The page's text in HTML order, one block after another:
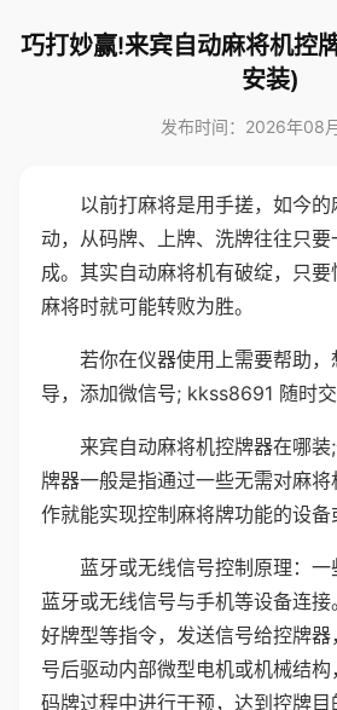
巧打妙赢!来宾自动麻将机控
安装)
发布时间：2026年08
以前打麻将是用手搓，如今的
动，从码牌、上牌、洗牌往往只
成。其实自动麻将机有破绽，只
麻将时就可能转败为胜。
若你在仪器使用上需要帮助
导，添加微信号; kkss8691 随时交
来宾自动麻将机控牌器在哪
牌器一般是指通过一些无需对麻
作就能实现控制麻将牌功能的设备
蓝牙或无线信号控制原理：
蓝牙或无线信号与手机等设备连
好牌型等指令，发送信号给控牌
号后驱动内部微型电机或机械结构
码牌过程中进行干预，达到控牌目